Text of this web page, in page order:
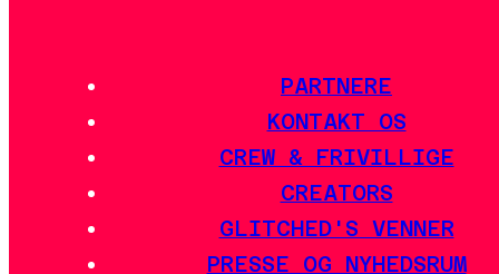
PARTNERE
KONTAKT OS
CREW & FRIVILLIGE
CREATORS
GLITCHED'S VENNER
PRESSE OG NYHEDSRUM